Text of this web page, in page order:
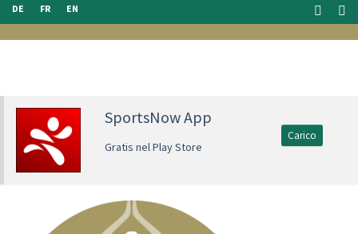
DE FR EN
SportsNow App
Gratis nel Play Store
Carico